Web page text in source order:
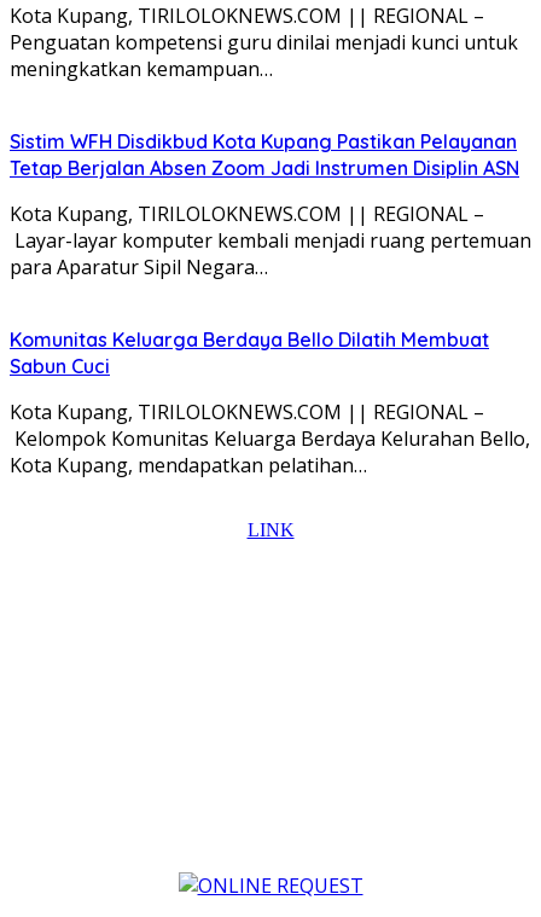
Kota Kupang, TIRILOLOKNEWS.COM || REGIONAL –
Penguatan kompetensi guru dinilai menjadi kunci untuk
meningkatkan kemampuan…
Sistim WFH Disdikbud Kota Kupang Pastikan Pelayanan
Tetap Berjalan Absen Zoom Jadi Instrumen Disiplin ASN
Kota Kupang, TIRILOLOKNEWS.COM || REGIONAL –
Layar-layar komputer kembali menjadi ruang pertemuan
para Aparatur Sipil Negara…
Komunitas Keluarga Berdaya Bello Dilatih Membuat
Sabun Cuci
Kota Kupang, TIRILOLOKNEWS.COM || REGIONAL –
Kelompok Komunitas Keluarga Berdaya Kelurahan Bello,
Kota Kupang, mendapatkan pelatihan…